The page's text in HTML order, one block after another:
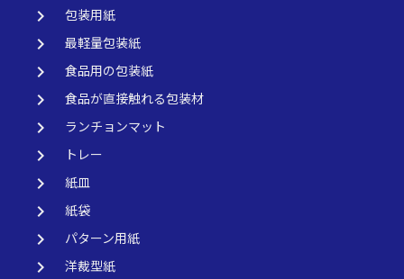
keyboard_arrow_right 包装用紙
keyboard_arrow_right 最軽量包装紙
keyboard_arrow_right 食品用の包装紙
keyboard_arrow_right 食品が直接触れる包装材
keyboard_arrow_right ランチョンマット
keyboard_arrow_right トレー
keyboard_arrow_right 紙皿
keyboard_arrow_right 紙袋
keyboard_arrow_right パターン用紙
keyboard_arrow_right 洋裁型紙